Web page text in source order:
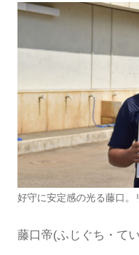
好守に安定感の光る藤口。
藤口帝(ふじぐち・て